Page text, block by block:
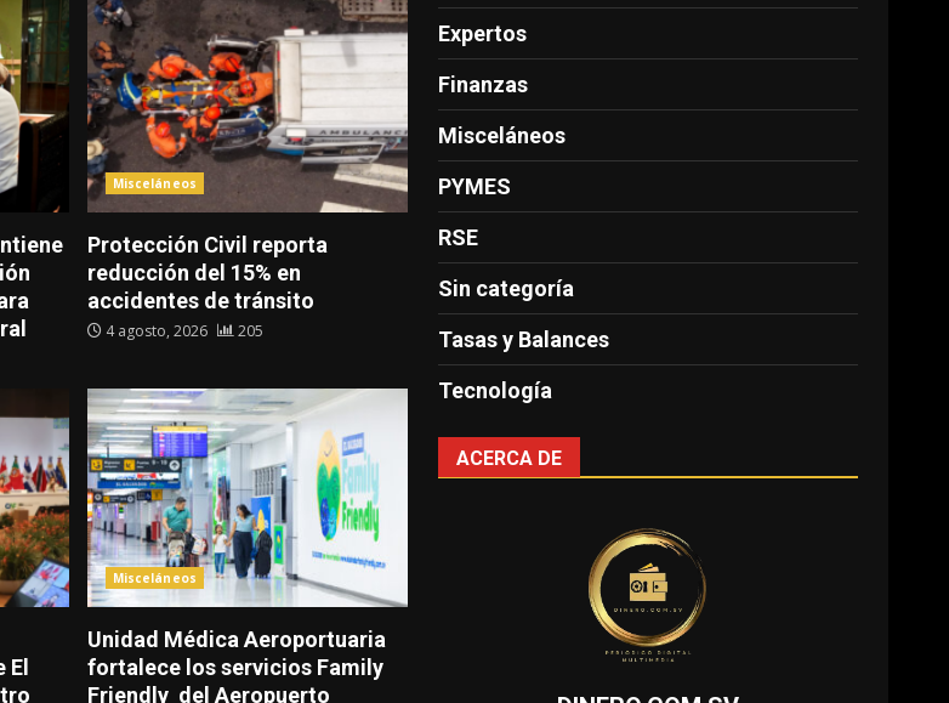
Misceláneos
Protección Civil reporta
reducción del 15% en
accidentes de tránsito
4 agosto, 2026 205
Misceláneos
Unidad Médica Aeroportuaria
fortalece los servicios Family
Friendly del Aeropuerto
Expertos
Finanzas
Misceláneos
PYMES
RSE
Sin categoría
Tasas y Balances
Tecnología
ACERCA DE